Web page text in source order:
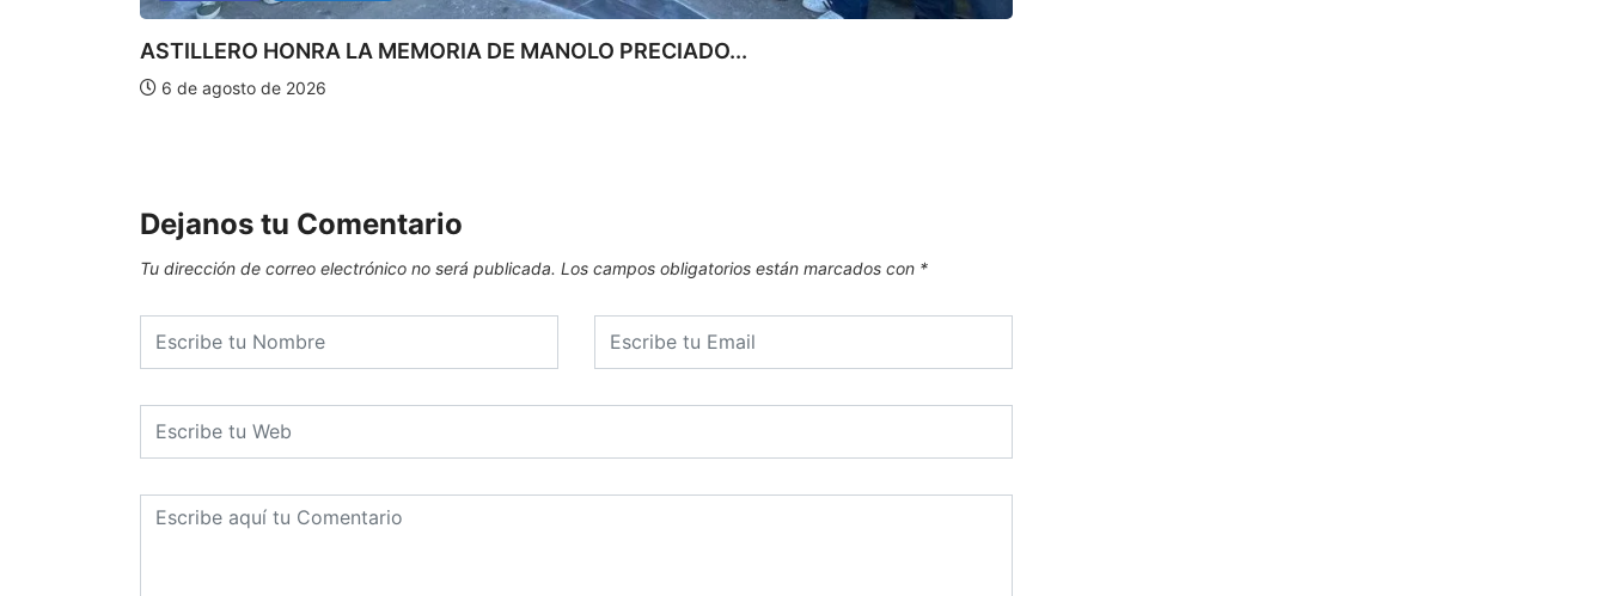
ASTILLERO HONRA LA MEMORIA DE MANOLO PRECIADO...
6 de agosto de 2026
Dejanos tu Comentario
Tu dirección de correo electrónico no será publicada. Los campos obligatorios están marcados con *